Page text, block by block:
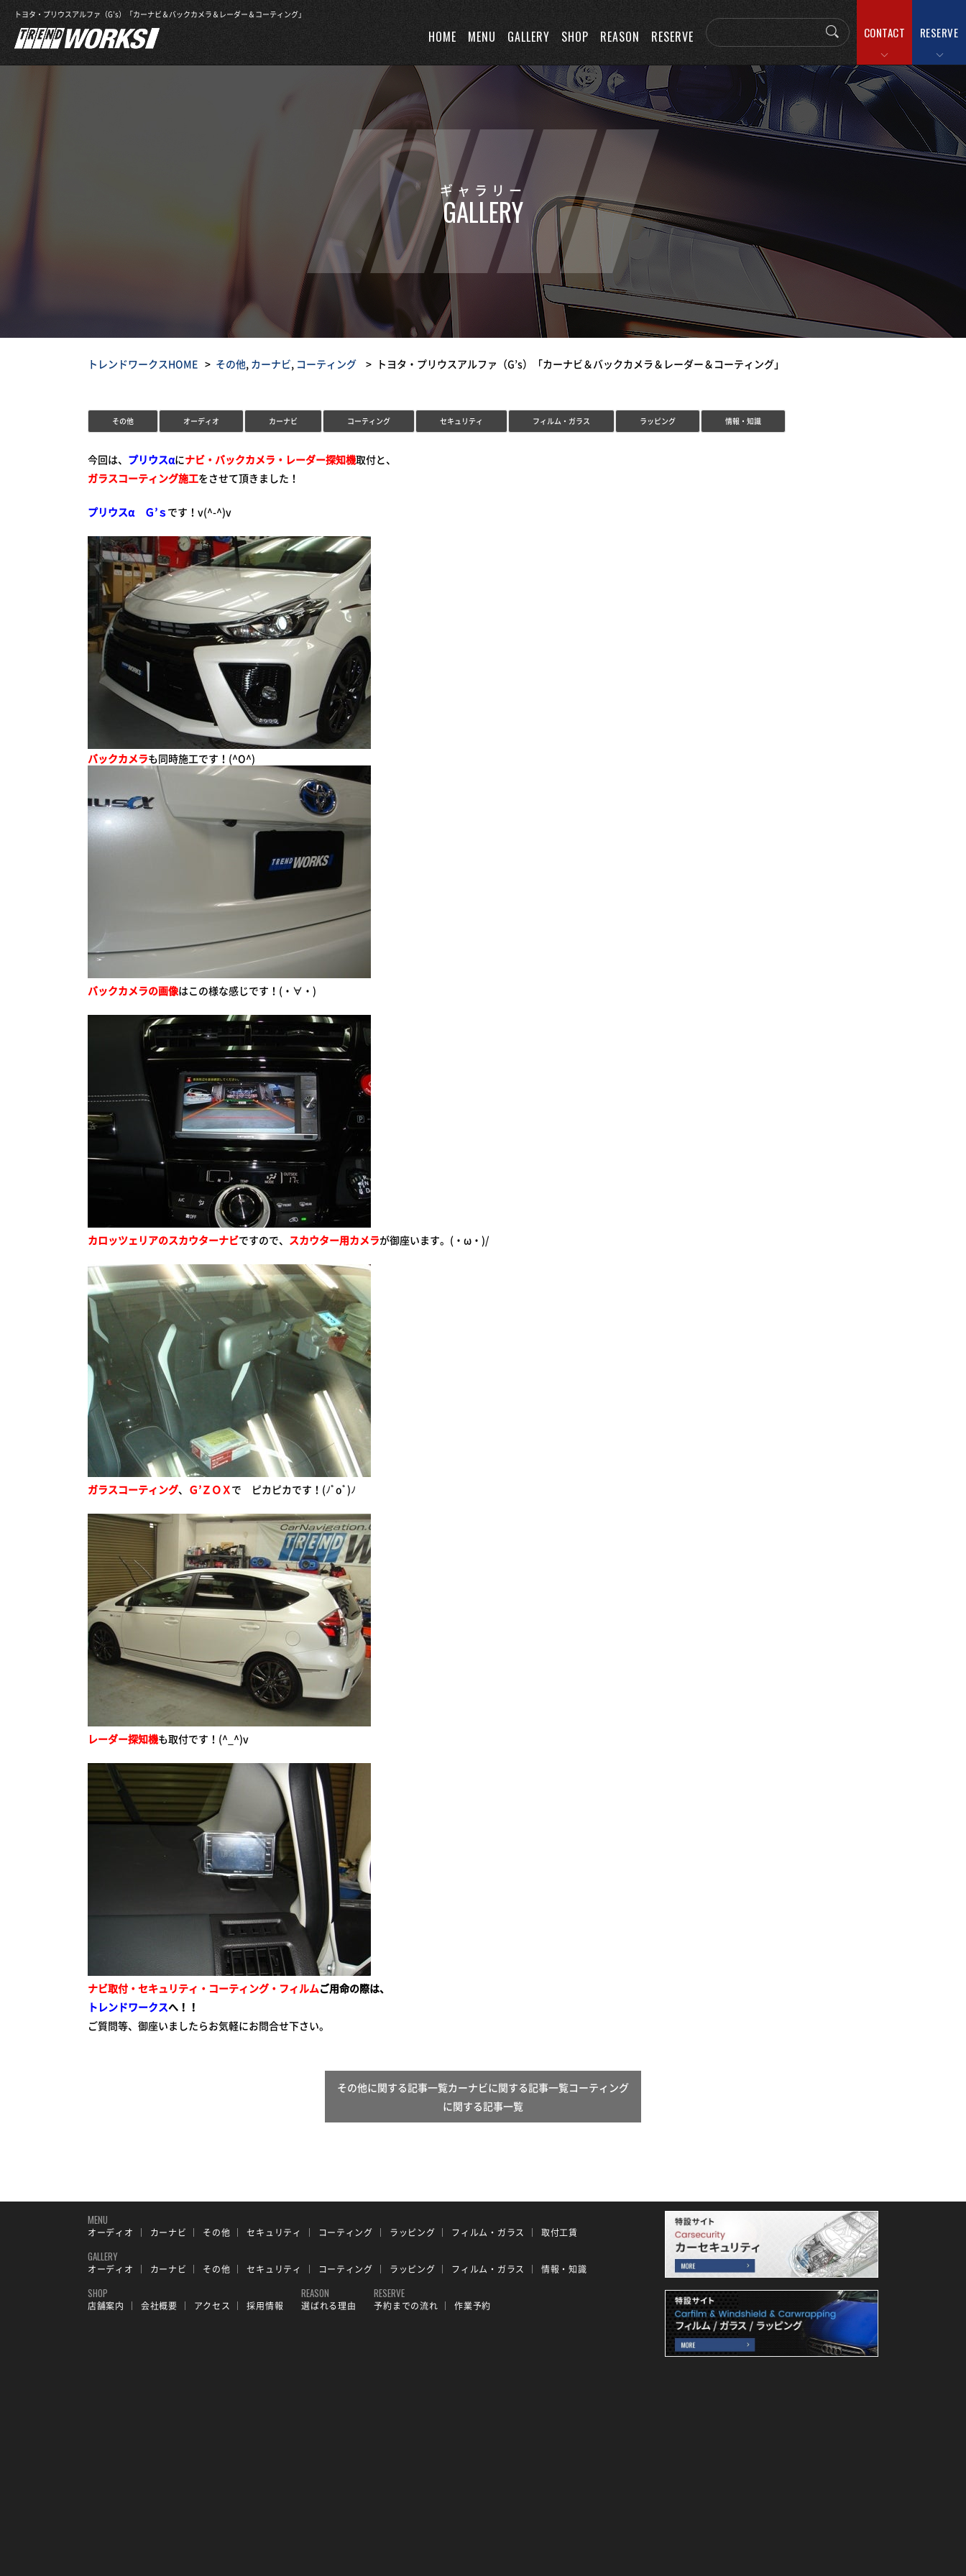
トヨタ・プリウスアルファ（G’s）「カーナビ＆バックカメラ＆レーダー＆コーティング」
HOME MENU GALLERY SHOP REASON RESERVE CONTACT RESERVE
ギャラリー
GALLERY
トレンドワークスHOME その他, カーナビ, コーティング トヨタ・プリウスアルファ（G’s）「カーナビ＆バックカメラ＆レーダー＆コーティング」
その他 オーディオ カーナビ コーティング セキュリティ フィルム・ガラス ラッピング 情報・知識
今回は、 プリウスαにナビ・バックカメラ・レーダー探知機取付と、
ガラスコーティング施工をさせて頂きました！
プリウスα Ｇ’ｓ です！v(^-^)v
バックカメラも同時施工です！(^O^)
バックカメラの画像はこの様な感じです！(・∀・)
カロッツェリアのスカウターナビですので、 スカウター用カメラが御座います。(・ω・)/
ガラスコーティング、 Ｇ’ＺＯＸで ピカピカです！(ﾉﾟοﾟ)ﾉ
レーダー探知機も取付です！(^_^)v
ナビ取付・セキュリティ・コーティング・フィルムご用命の際は、
トレンドワークスへ！！
ご質問等、御座いましたらお気軽にお問合せ下さい。
その他に関する記事一覧カーナビに関する記事一覧コーティング
に関する記事一覧
MENU
オーディオ カーナビ その他 セキュリティ コーティング ラッピング フィルム・ガラス 取付工賃
GALLERY
オーディオ カーナビ その他 セキュリティ コーティング ラッピング フィルム・ガラス 情報・知識
SHOP
店舗案内 会社概要 アクセス 採用情報
REASON
選ばれる理由
RESERVE
予約までの流れ 作業予約